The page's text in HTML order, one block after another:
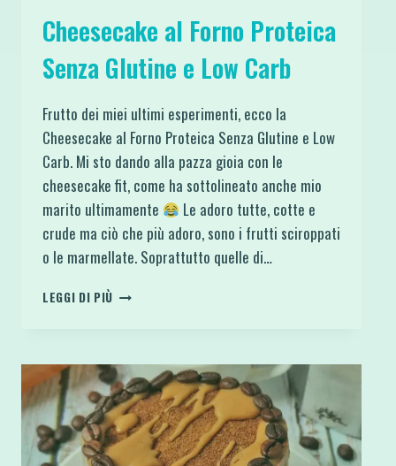
Cheesecake al Forno Proteica
Senza Glutine e Low Carb
Frutto dei miei ultimi esperimenti, ecco la
Cheesecake al Forno Proteica Senza Glutine e Low
Carb. Mi sto dando alla pazza gioia con le
cheesecake fit, come ha sottolineato anche mio
marito ultimamente
Le adoro tutte, cotte e
crude ma ciò che più adoro, sono i frutti sciroppati
o le marmellate. Soprattutto quelle di…
LEGGI DI PIÙ CHEESECAKE
SENZA
GLUTINE
E
LOW
CARB